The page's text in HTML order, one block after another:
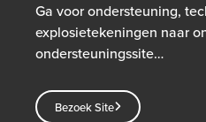
Ga voor ondersteuning,
explosietekeningen naar
ondersteuningssite…
Bezoek Site